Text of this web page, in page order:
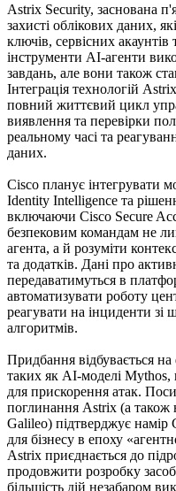
Astrix Security, заснована
захисті облікових даних,
ключів, сервісних
інструменти АІ-агенти
завдань, але вони також
Інтеграція технологій
повний життєвий цикл
виявлення та перевірки
реальному часі та
даних.
Cisco планує інтегрувати
Identity Intelligence та
включаючи Cisco Secure
безпековим командам не
агента, а й розуміти
та додатків. Дані про
передаватимуться в
автоматизувати роботу
реагувати на інциденти
алгоритмів.
Придбання відбувається
таких як АІ-моделі
для прискорення атак.
поглинання Astrix (а також
Galileo) підтверджує
для бізнесу в епоху
Astrix приєднається до
продовжити розробку
більшість дій незабаром